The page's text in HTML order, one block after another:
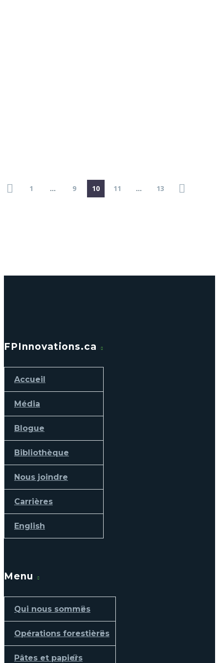
1 … 9 10 11 … 13
FPInnovations.ca
Accueil
Média
Blogue
Bibliothèque
Nous joindre
Carrières
English
Menu
Qui nous sommes
Opérations forestières
Pâtes et papiers